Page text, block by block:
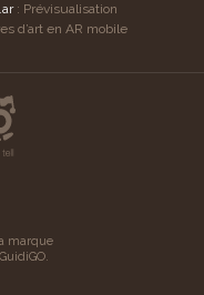
: Prévisualisation
d’art en AR mobile
marque